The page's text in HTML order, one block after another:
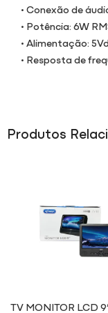
• Conexão de
• Potência: 6W
• Alimentação:
• Resposta de
Produtos
TV MONITOR LCD